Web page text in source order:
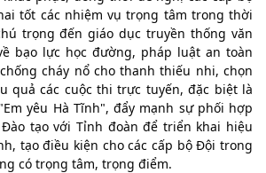
tốt các nhiệm vụ trọng tâm trong thời
trọng đến giáo dục truyền thống văn
bạo lực học đường, pháp luật an toàn
cháy nổ cho thanh thiếu nhi, chọn
quả các cuộc thi trực tuyến, đặc biệt là
yêu Hà Tĩnh", đẩy mạnh sự phối hợp
tạo với Tỉnh đoàn để triển khai hiệu
tạo điều kiện cho các cấp bộ Đội trong
có trọng tâm, trọng điểm.